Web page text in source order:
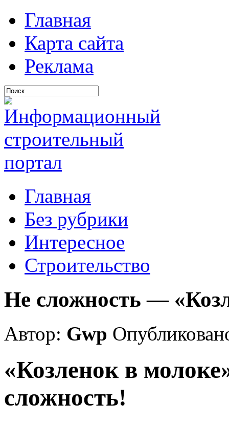
Главная
Карта сайта
Реклама
Главная
Без рубрики
Интересное
Строительство
Не сложность —
Автор: Gwp
«Козленок в
сложность!